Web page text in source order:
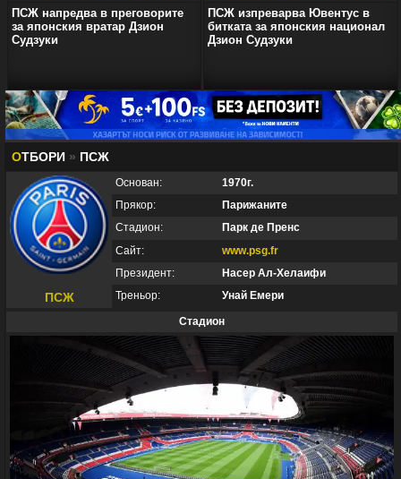
ПСЖ напредва в преговорите
за японския вратар Дзион
Судзуки
ПСЖ изпреварва Ювентус в
битката за японския национал
Дзион Судзуки
ОТБОРИ » ПСЖ
ПСЖ
Основан:
1970г.
Прякор:
Парижаните
Стадион:
Парк де Пренс
Сайт:
www.psg.fr
Президент:
Насер Ал-Хелаифи
Треньор:
Унай Емери
Стадион